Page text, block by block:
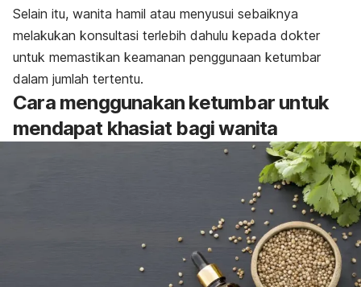
Selain itu, wanita hamil atau menyusui sebaiknya
melakukan konsultasi terlebih dahulu kepada dokter
untuk memastikan keamanan penggunaan ketumbar
dalam jumlah tertentu.
Cara menggunakan ketumbar untuk
mendapat khasiat bagi wanita